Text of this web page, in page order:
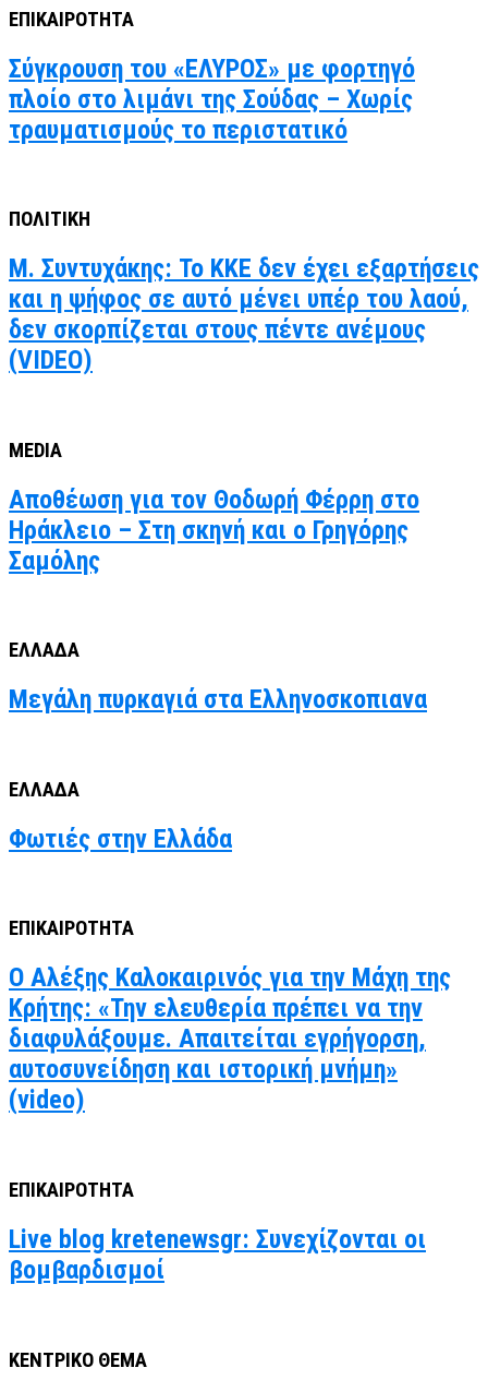
ΕΠΙΚΑΙΡΟΤΗΤΑ
Σύγκρουση του «ΕΛΥΡΟΣ» με φορτηγό
πλοίο στο λιμάνι της Σούδας – Χωρίς
τραυματισμούς το περιστατικό
ΠΟΛΙΤΙΚΗ
Μ. Συντυχάκης: Το ΚΚΕ δεν έχει εξαρτήσεις
και η ψήφος σε αυτό μένει υπέρ του λαού,
δεν σκορπίζεται στους πέντε ανέμους
(VIDEO)
MEDIA
Αποθέωση για τον Θοδωρή Φέρρη στο
Ηράκλειο – Στη σκηνή και ο Γρηγόρης
Σαμόλης
ΕΛΛΑΔΑ
Μεγάλη πυρκαγιά στα Ελληνοσκοπιανα
ΕΛΛΑΔΑ
Φωτιές στην Ελλάδα
ΕΠΙΚΑΙΡΟΤΗΤΑ
Ο Αλέξης Καλοκαιρινός για την Μάχη της
Κρήτης: «Την ελευθερία πρέπει να την
διαφυλάξουμε. Απαιτείται εγρήγορση,
αυτοσυνείδηση και ιστορική μνήμη»
(video)
ΕΠΙΚΑΙΡΟΤΗΤΑ
Live blog kretenewsgr: Συνεχίζονται οι
βομβαρδισμοί
ΚΕΝΤΡΙΚΟ ΘΕΜΑ